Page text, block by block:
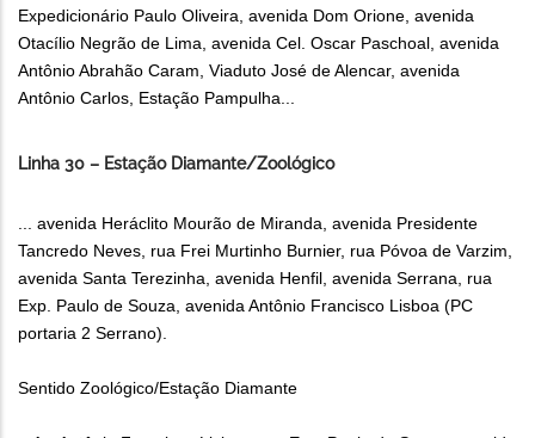
Expedicionário Paulo Oliveira, avenida Dom Orione, avenida
Otacílio Negrão de Lima, avenida Cel. Oscar Paschoal, avenida
Antônio Abrahão Caram, Viaduto José de Alencar, avenida
Antônio Carlos, Estação Pampulha...
Linha 30 – Estação Diamante/Zoológico
... avenida Heráclito Mourão de Miranda, avenida Presidente
Tancredo Neves, rua Frei Murtinho Burnier, rua Póvoa de Varzim,
avenida Santa Terezinha, avenida Henfil, avenida Serrana, rua
Exp. Paulo de Souza, avenida Antônio Francisco Lisboa (PC
portaria 2 Serrano).
Sentido Zoológico/Estação Diamante